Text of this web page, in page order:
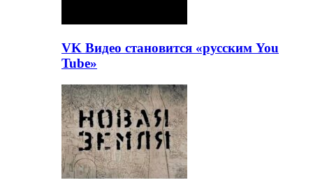
VK Видео становится «русским You
Tube»